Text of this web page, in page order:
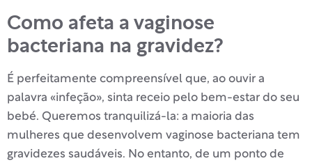
Como afeta a vaginose
bacteriana na gravidez?
É perfeitamente compreensível que, ao ouvir a
palavra «infeção», sinta receio pelo bem-estar do seu
bebé. Queremos tranquilizá-la: a maioria das
mulheres que desenvolvem vaginose bacteriana tem
gravidezes saudáveis. No entanto, de um ponto de